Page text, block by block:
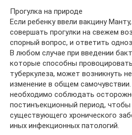
Прогулка на природе
Если ребенку ввели вакцину
совершать прогулки на свежем
спорный вопрос, и ответить
В любом случае при введении
которые способны
туберкулеза, может возникнуть
изменение в общем
необходимо соблюдать
постинъекционный период, чтобы
существующего хронического
иных инфекционных патологий.